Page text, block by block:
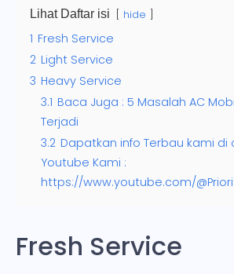
Lihat Daftar isi hide
1 Fresh Service
2 Light Service
3 Heavy Service
3.1 Baca Juga : 5 Masalah AC
Terjadi
3.2 Dapatkan info Terbau kami di
Youtube Kami :
https://www.youtube.com/
Fresh Service